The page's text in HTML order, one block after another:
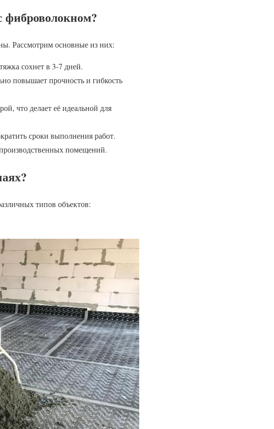
фиброволокном?
Рассмотрим основные из них:
сохнет в 3-7 дней.
повышает прочность и гибкость
что делает её идеальной для
сроки выполнения работ.
помещений.
типов объектов: